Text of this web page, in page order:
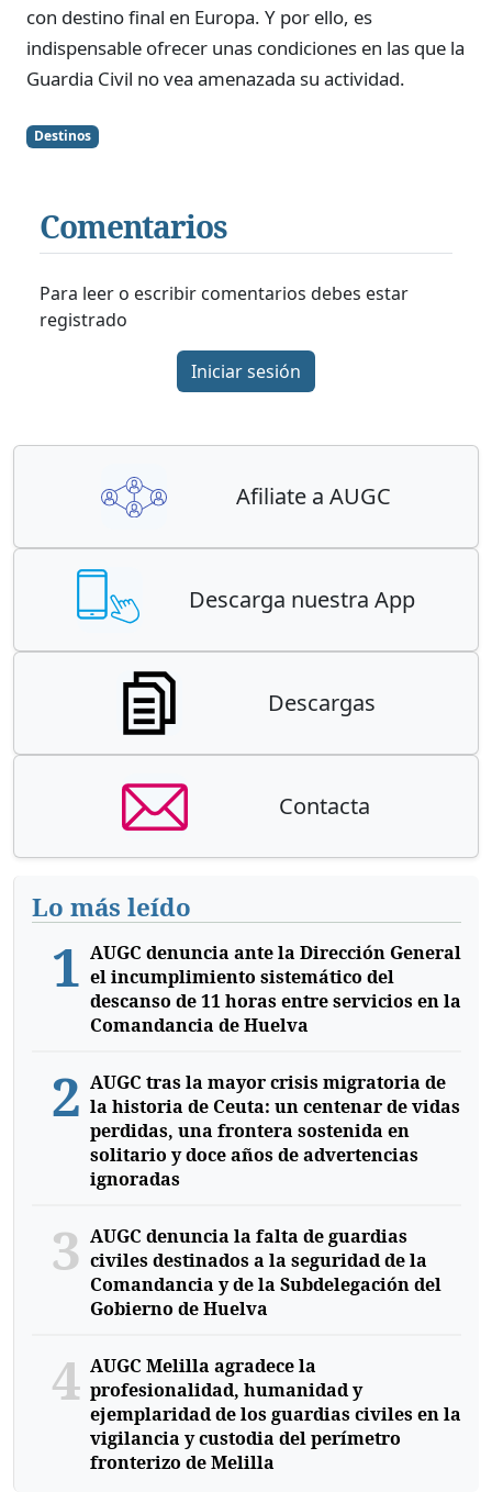
con destino final en Europa. Y por ello, es
indispensable ofrecer unas condiciones en las que la
Guardia Civil no vea amenazada su actividad.
Destinos
Comentarios
Para leer o escribir comentarios debes estar
registrado
Iniciar sesión
Afiliate a AUGC
Descarga nuestra App
Descargas
Contacta
Lo más leído
1 AUGC denuncia ante la Dirección General
el incumplimiento sistemático del
descanso de 11 horas entre servicios en la
Comandancia de Huelva
2 AUGC tras la mayor crisis migratoria de
la historia de Ceuta: un centenar de vidas
perdidas, una frontera sostenida en
solitario y doce años de advertencias
ignoradas
3 AUGC denuncia la falta de guardias
civiles destinados a la seguridad de la
Comandancia y de la Subdelegación del
Gobierno de Huelva
4 AUGC Melilla agradece la
profesionalidad, humanidad y
ejemplaridad de los guardias civiles en la
vigilancia y custodia del perímetro
fronterizo de Melilla